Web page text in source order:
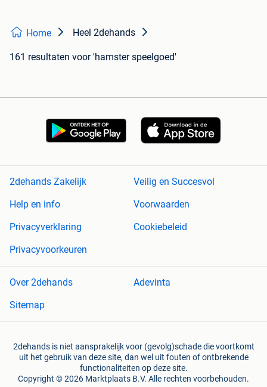
Home Heel 2dehands
161 resultaten voor 'hamster speelgoed'
2dehands Zakelijk
Veilig en Succesvol
Help en info
Voorwaarden
Privacyverklaring
Cookiebeleid
Privacyvoorkeuren
Over 2dehands
Adevinta
Sitemap
2dehands is niet aansprakelijk voor (gevolg)schade die voortkomt
uit het gebruik van deze site, dan wel uit fouten of ontbrekende
functionaliteiten op deze site.
Copyright © 2026 Marktplaats B.V. Alle rechten voorbehouden.